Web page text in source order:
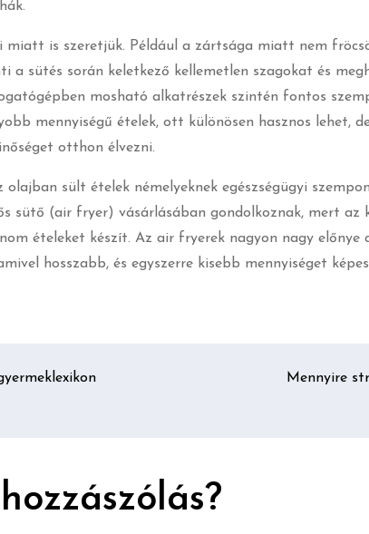
is szeretjük. Például a zártsága miatt nem
a sütés során keletkező kellemetlen szagokat és
mosható alkatrészek szintén fontos
mennyiségű ételek, ott különösen hasznos lehet,
otthon élvezni.
olajban sült ételek némelyeknek egészségügyi
sütő (air fryer) vásárlásában gondolkoznak, mert az
ételeket készít. Az air fryerek nagyon nagy előnye
hosszabb, és egyszerre kisebb mennyiséget
Mennyire